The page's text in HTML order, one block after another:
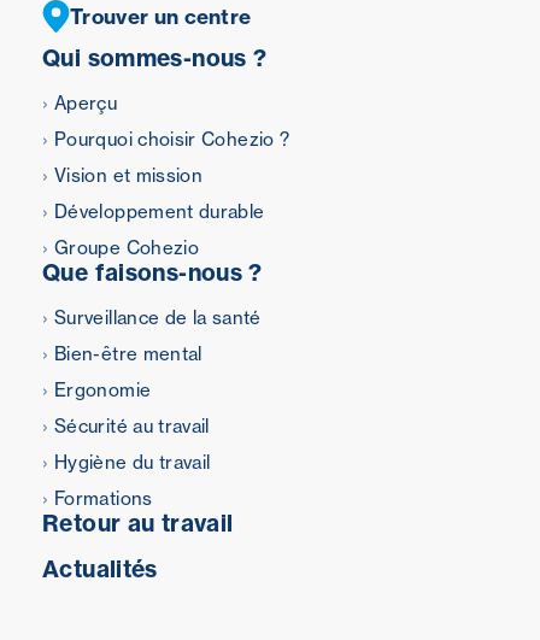
Qui sommes-nous ?
Aperçu
Pourquoi choisir Cohezio ?
Vision et mission
Développement durable
Groupe Cohezio
Que faisons-nous ?
Surveillance de la santé
Bien-être mental
Ergonomie
Sécurité au travail
Hygiène du travail
Formations
Retour au travail
Actualités
Trouver un centre